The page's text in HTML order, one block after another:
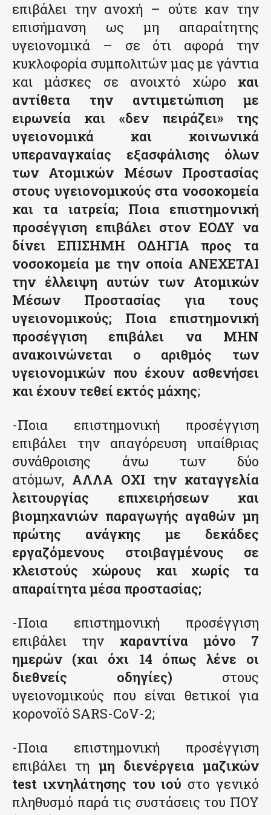
επιβάλει την ανοχή – ούτε καν την
επισήμανση ως μη απαραίτητης
υγειονομικά – σε ότι αφορά την
κυκλοφορία συμπολιτών μας με γάντια
και μάσκες σε ανοιχτό χώρο και
αντίθετα την αντιμετώπιση με
ειρωνεία και «δεν πειράζει» της
υγειονομικά και κοινωνικά
υπεραναγκαίας εξασφάλισης όλων
των Ατομικών Μέσων Προστασίας
στους υγειονομικούς στα νοσοκομεία
και τα ιατρεία; Ποια επιστημονική
προσέγγιση επιβάλει στον ΕΟΔΥ να
δίνει ΕΠΙΣΗΜΗ ΟΔΗΓΙΑ προς τα
νοσοκομεία με την οποία ΑΝΕΧΕΤΑΙ
την έλλειψη αυτών των Ατομικών
Μέσων Προστασίας για τους
υγειονομικούς; Ποια επιστημονική
προσέγγιση επιβάλει να ΜΗΝ
ανακοινώνεται ο αριθμός των
υγειονομικών που έχουν ασθενήσει
και έχουν τεθεί εκτός μάχης;
-Ποια επιστημονική προσέγγιση
επιβάλει την απαγόρευση υπαίθριας
συνάθροισης άνω των δύο
ατόμων, ΑΛΛΑ ΟΧΙ την καταγγελία
λειτουργίας επιχειρήσεων και
βιομηχανιών παραγωγής αγαθών μη
πρώτης ανάγκης με δεκάδες
εργαζόμενους στοιβαγμένους σε
κλειστούς χώρους και χωρίς τα
απαραίτητα μέσα προστασίας;
-Ποια επιστημονική προσέγγιση
επιβάλει την καραντίνα μόνο 7
ημερών (και όχι 14 όπως λένε οι
διεθνείς οδηγίες) στους
υγειονομικούς που είναι θετικοί για
κορονοϊό SARS-CoV-2;
-Ποια επιστημονική προσέγγιση
επιβάλει τη μη διενέργεια μαζικών
test ιχνηλάτησης του ιού στο γενικό
πληθυσμό παρά τις συστάσεις του ΠΟΥ